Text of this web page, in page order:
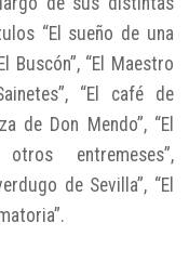
“El sueño de una
Buscón”, “El Maestro
“El café de
de Don Mendo”, “El
entremeses”,
de Sevilla”, “El